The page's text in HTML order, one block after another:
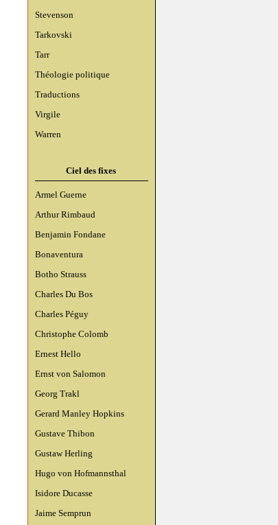
Stevenson
Tarkovski
Tarr
Théologie politique
Traductions
Virgile
Warren
Ciel des fixes
Armel Guerne
Arthur Rimbaud
Benjamin Fondane
Bonaventura
Botho Strauss
Charles Du Bos
Charles Péguy
Christophe Colomb
Ernest Hello
Ernst von Salomon
Georg Trakl
Gerard Manley Hopkins
Gustave Thibon
Gustaw Herling
Hugo von Hofmannsthal
Isidore Ducasse
Jaime Semprun